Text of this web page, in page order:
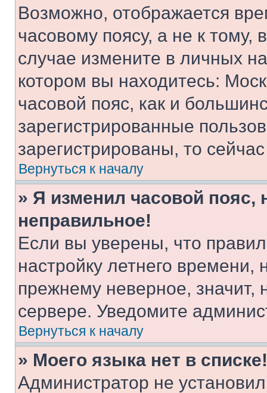
Возможно, отображается
часовому поясу, а не к тому,
случае измените в личных
котором вы находитесь:
часовой пояс, как и
зарегистрированные
зарегистрированы, то
Вернуться к началу
» Я изменил часовой пояс,
неправильное!
Если вы уверены, что
настройку летнего
прежнему неверное, значит,
сервере. Уведомите
Вернуться к началу
» Моего языка нет в списке!
Администратор не